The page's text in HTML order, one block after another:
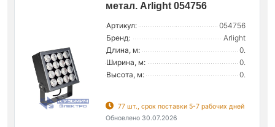
метал. Arlight 054756
Артикул:
054756
Бренд:
Arlight
Длина, м:
0.
Ширина, м:
0.
Высота, м:
0.
77 шт., срок поставки 5-7 рабочих дней
Обновлено 30.07.2026